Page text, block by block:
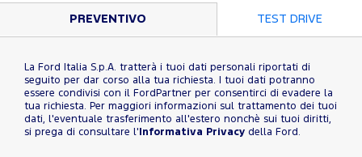
PREVENTIVO TEST DRIVE
La Ford Italia S.p.A. tratterà i tuoi dati personali riportati di
seguito per dar corso alla tua richiesta. I tuoi dati potranno
essere condivisi con il FordPartner per consentirci di evadere la
tua richiesta. Per maggiori informazioni sul trattamento dei tuoi
dati, l'eventuale trasferimento all'estero nonchè sui tuoi diritti,
si prega di consultare l' Informativa Privacy della Ford.